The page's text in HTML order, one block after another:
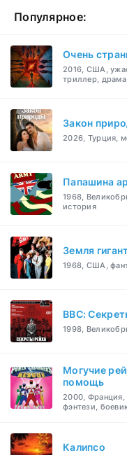
Популярное:
Очень
2016, США,
триллер,
Закон
2026, Турция,
Папашина
1968,
история
Земля
1968, США,
BBC:
1998,
Могучие
помощь
2000,
фэнтези,
Калипсо